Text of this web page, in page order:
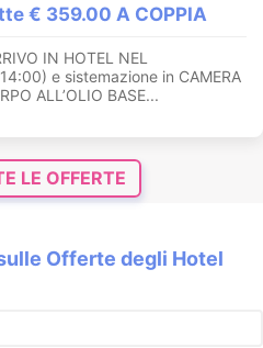
€ 359.00 A COPPIA
IN HOTEL NEL
e sistemazione in CAMERA
ALL’OLIO BASE...
LE OFFERTE
Offerte degli Hotel